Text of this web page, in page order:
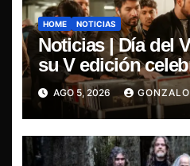
HOME NOTICIAS
Noticias | Día del
su V edición
regreso del 7″
AGO 5, 2026